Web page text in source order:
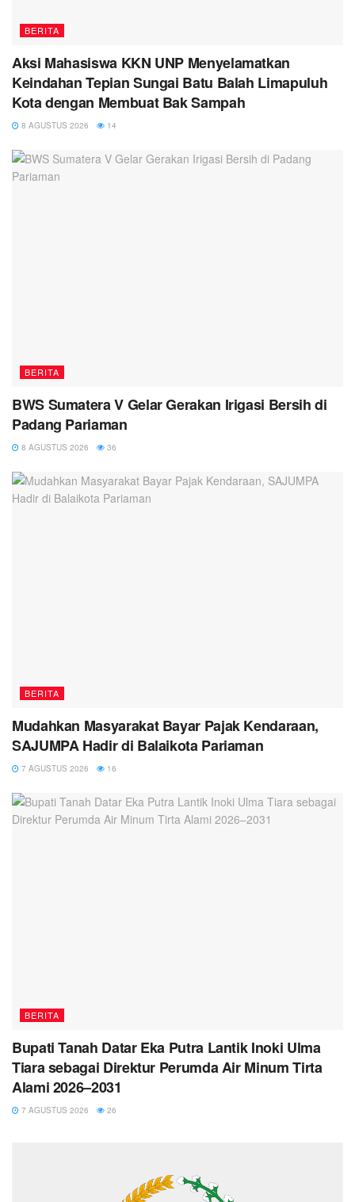
BERITA
Aksi Mahasiswa KKN UNP Menyelamatkan
Keindahan Tepian Sungai Batu Balah Limapuluh
Kota dengan Membuat Bak Sampah
8 AGUSTUS 2026 14
BERITA
BWS Sumatera V Gelar Gerakan Irigasi Bersih di
Padang Pariaman
8 AGUSTUS 2026 36
BERITA
Mudahkan Masyarakat Bayar Pajak Kendaraan,
SAJUMPA Hadir di Balaikota Pariaman
7 AGUSTUS 2026 16
BERITA
Bupati Tanah Datar Eka Putra Lantik Inoki Ulma
Tiara sebagai Direktur Perumda Air Minum Tirta
Alami 2026–2031
7 AGUSTUS 2026 26